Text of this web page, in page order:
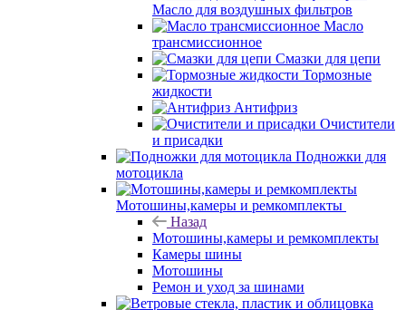
Масло для воздушных фильтров
Масло
трансмиссионное
Смазки для цепи
Тормозные
жидкости
Антифриз
Очистители
и присадки
Подножки для
мотоцикла
Мотошины,камеры и ремкомплекты
Назад
Мотошины,камеры и ремкомплекты
Камеры шины
Мотошины
Ремон и уход за шинами